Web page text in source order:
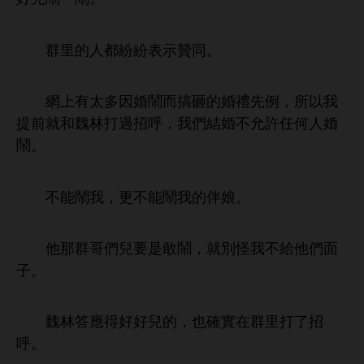
群里 都紛紛表示贊同。
網 太 因婚鬧而搞砸
婚禮先例，所以
提
就 魏林打過招呼， 們結婚 允許任何
婚
鬧。
能鬧 ，更 能鬧 伴娘。
群哥們兒 敢鬧，就別怪
們面
子。
魏林答應得好好兒 ，也確實 群里打
招
呼。